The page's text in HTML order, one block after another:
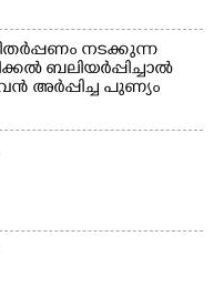
നടക്കുന്ന
ബലിയർപ്പിച്ചാൽ
അർപ്പിച്ച പുണ്യം